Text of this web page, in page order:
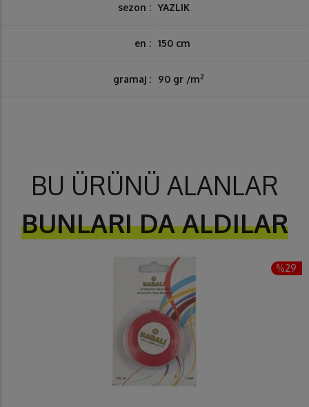
sezon : YAZLIK
en : 150 cm
gramaj : 90 gr /m2
BU ÜRÜNÜ ALANLAR
BUNLARI DA ALDILAR
%29